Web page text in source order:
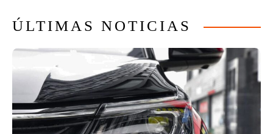
ÚLTIMAS NOTICIAS